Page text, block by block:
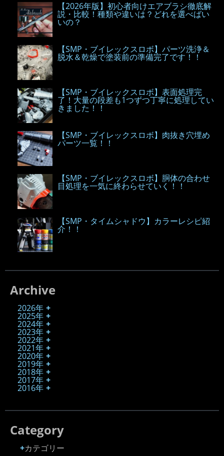
【2026年版】初心者向けエアブラシ徹底解
説・比較！種類や違いは？どれを選べばい
いの？
【SMP・ブイレックスロボ】パーツ洗浄＆
脱水＆乾燥で塗装前の準備完了です！！
【SMP・ブイレックスロボ】表面処理完
了！大量の段差も1つずつ丁寧に処理してい
きました！！
【SMP・ブイレックスロボ】肉抜き穴埋め
パーツ一覧！！
【SMP・ブイレックスロボ】胴体の合わせ
目処理を一気に終わらせていく！！
【SMP・タイムシャドウ】カラーレシピ紹
介！！
Archive
2026年
2025年
2024年
2023年
2022年
2021年
2020年
2019年
2018年
2017年
2016年
Category
カテゴリー